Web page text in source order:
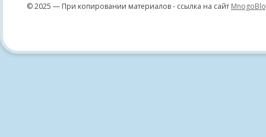
© 2025 — При копировании материалов - ссылка на сайт